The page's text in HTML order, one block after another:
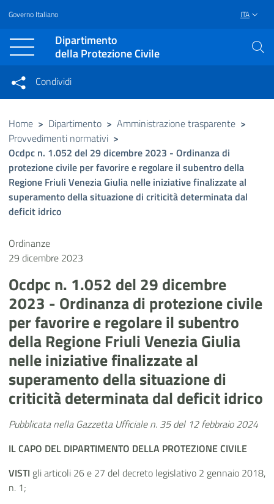
Vai al contenuto principale
Raggiungi il piè di pagina
Governo Italiano ITA
Dipartimento
della Protezione Civile
Condividi su Facebook
Condividi su Twitter
Condividi su LinkedIn
Condividi
Condividi sui social network
Home > Dipartimento > Amministrazione trasparente >
Provvedimenti normativi >
Ocdpc n. 1.052 del 29 dicembre 2023 - Ordinanza di
protezione civile per favorire e regolare il subentro della
Regione Friuli Venezia Giulia nelle iniziative finalizzate al
superamento della situazione di criticità determinata dal
deficit idrico
Ordinanze
29 dicembre 2023
Ocdpc n. 1.052 del 29 dicembre
2023 - Ordinanza di protezione civile
per favorire e regolare il subentro
della Regione Friuli Venezia Giulia
nelle iniziative finalizzate al
superamento della situazione di
criticità determinata dal deficit idrico
Pubblicata nella Gazzetta Ufficiale n. 35 del 12 febbraio 2024
IL CAPO DEL DIPARTIMENTO DELLA PROTEZIONE CIVILE
VISTI gli articoli 26 e 27 del decreto legislativo 2 gennaio 2018,
n. 1;